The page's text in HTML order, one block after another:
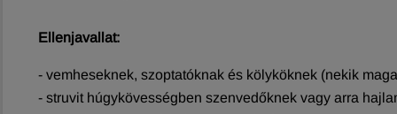
Ellenjavallat:
- vemheseknek, szoptatóknak és kölyköknek (nekik
- struvit húgykövességben szenvedőknek vagy arra